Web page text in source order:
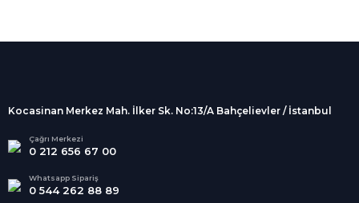
Alışveriş
kargolanmaktadır.
Tüm Kredi Kartlarına taksit
seçenekleri
Kocasinan Merkez Mah. İlker Sk. No:13/A Bahçelievler / İstanbul
Çağrı Merkezi
0 212 656 67 00
Whatsapp Sipariş
0 544 262 88 89